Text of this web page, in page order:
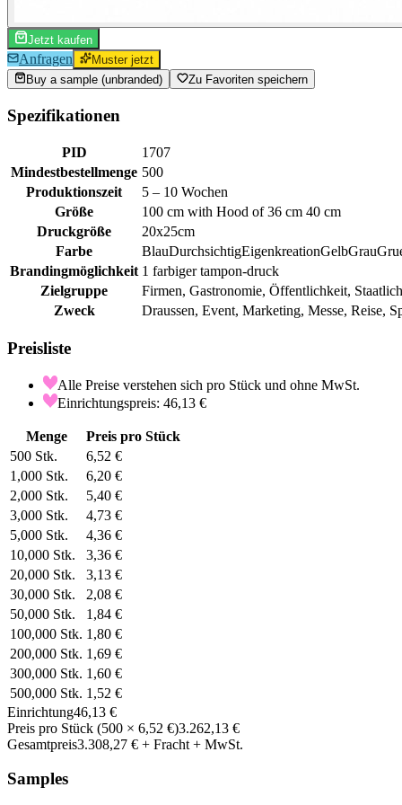
Jetzt kaufen
Anfragen
Muster jetzt
Buy a sample (unbranded)
Zu Favoriten speichern
Spezifikationen
PID
1707
Mindestbestellmenge 500
Produktionszeit
5 – 10 Wochen
Größe
100 cm with Hood of 36 cm 40 cm
Druckgröße
20x25cm
Farbe
BlauDurchsichtigEigenkreationGelbGrau
Brandingmöglichkeit 1 farbiger tampon-druck
Zielgruppe
Firmen, Gastronomie, Öffentlichkeit,
Zweck
Draussen, Event, Marketing, Messe, Reise,
Preisliste
Alle Preise verstehen sich pro Stück und ohne MwSt.
Einrichtungspreis: 46,13 €
Menge
Preis pro Stück
500 Stk.
6,52 €
1,000 Stk.
6,20 €
2,000 Stk.
5,40 €
3,000 Stk.
4,73 €
5,000 Stk.
4,36 €
10,000 Stk.
3,36 €
20,000 Stk.
3,13 €
30,000 Stk.
2,08 €
50,000 Stk.
1,84 €
100,000 Stk. 1,80 €
200,000 Stk. 1,69 €
300,000 Stk. 1,60 €
500,000 Stk. 1,52 €
Einrichtung46,13 €
Preis pro Stück (500 × 6,52 €)3.262,13 €
Gesamtpreis3.308,27 € + Fracht + MwSt.
Samples